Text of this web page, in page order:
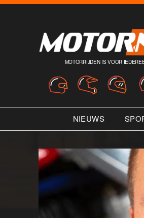
MOTORRIJDEN IS VOOR
NIEUWS